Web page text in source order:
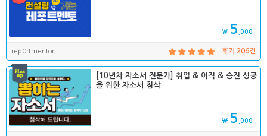
₩ 5 ,000
rep0rtmentor 후기 206건
[10년차 자소서 전문가] 취업 & 이직 & 승진 성공
을 위한 자소서 첨삭
₩ 5 ,000